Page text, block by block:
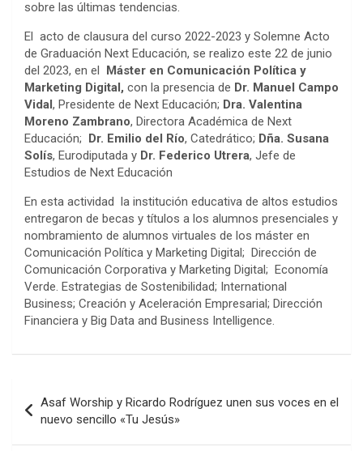
sobre las últimas tendencias.
El acto de clausura del curso 2022-2023 y Solemne Acto
de Graduación Next Educación, se realizo este 22 de junio
del 2023, en el Máster en Comunicación Política y
Marketing Digital, con la presencia de Dr. Manuel Campo
Vidal, Presidente de Next Educación; Dra. Valentina
Moreno Zambrano, Directora Académica de Next
Educación; Dr. Emilio del Río, Catedrático; Dña. Susana
Solís, Eurodiputada y Dr. Federico Utrera, Jefe de
Estudios de Next Educación
En esta actividad la institución educativa de altos estudios
entregaron de becas y títulos a los alumnos presenciales y
nombramiento de alumnos virtuales de los máster en
Comunicación Política y Marketing Digital; Dirección de
Comunicación Corporativa y Marketing Digital; Economía
Verde. Estrategias de Sostenibilidad; International
Business; Creación y Aceleración Empresarial; Dirección
Financiera y Big Data and Business Intelligence.
de
entradas
Asaf Worship y Ricardo Rodríguez unen sus voces en el
nuevo sencillo «Tu Jesús»